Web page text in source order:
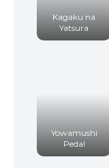
Kagaku na
Yatsura
Yowamushi
Pedal